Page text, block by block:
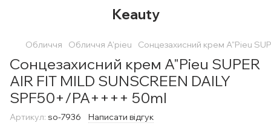
Keauty
Обличчя Обличчя A'pieu Сонцезахисний крем A"Pieu
Сонцезахисний крем A"Pieu SUPER
AIR FIT MILD SUNSCREEN DAILY
SPF50+/PA++++ 50ml
Артикул: so-7936 Написати відгук